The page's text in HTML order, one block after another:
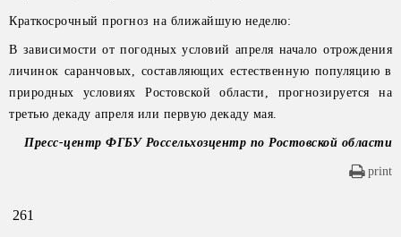
Краткосрочный прогноз на ближайшую неделю:
В зависимости от погодных условий апреля начало отрождения
личинок саранчовых, составляющих естественную популяцию в
природных условиях Ростовской области, прогнозируется на
третью декаду апреля или первую декаду мая.
Пресс-центр ФГБУ Россельхозцентр по Ростовской области
print
261